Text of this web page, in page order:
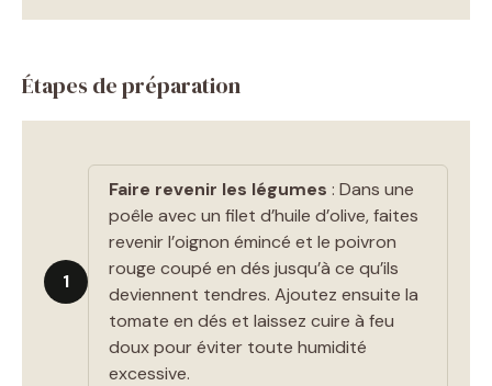
Étapes de préparation
1
Faire revenir les légumes : Dans une
poêle avec un filet d’huile d’olive, faites
revenir l’oignon émincé et le poivron
rouge coupé en dés jusqu’à ce qu’ils
deviennent tendres. Ajoutez ensuite la
tomate en dés et laissez cuire à feu
doux pour éviter toute humidité
excessive.